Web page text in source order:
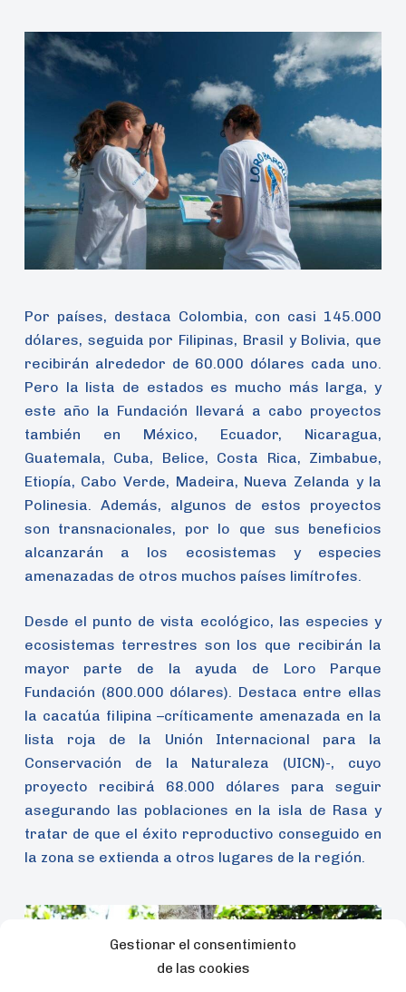
Gestionar el consentimiento
de las cookies
Por países, destaca Colombia, con casi 145.000
dólares, seguida por Filipinas, Brasil y Bolivia, que
recibirán alrededor de 60.000 dólares cada uno.
Pero la lista de estados es mucho más larga, y
este año la Fundación llevará a cabo proyectos
también en México, Ecuador, Nicaragua,
Guatemala, Cuba, Belice, Costa Rica, Zimbabue,
Etiopía, Cabo Verde, Madeira, Nueva Zelanda y la
Polinesia. Además, algunos de estos proyectos
son transnacionales, por lo que sus beneficios
alcanzarán a los ecosistemas y especies
amenazadas de otros muchos países limítrofes.
Desde el punto de vista ecológico, las especies y
ecosistemas terrestres son los que recibirán la
mayor parte de la ayuda de Loro Parque
Fundación (800.000 dólares). Destaca entre ellas
la cacatúa filipina –críticamente amenazada en la
lista roja de la Unión Internacional para la
Conservación de la Naturaleza (UICN)-, cuyo
proyecto recibirá 68.000 dólares para seguir
asegurando las poblaciones en la isla de Rasa y
tratar de que el éxito reproductivo conseguido en
la zona se extienda a otros lugares de la región.